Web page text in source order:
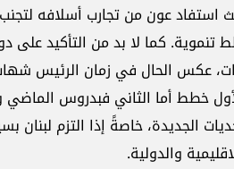
عون من تجارب أسلافه
كما لا بد من التأكيد على دور
عكس الحال في زمان الرئيس
خطط أما الثاني فبدروس الماضي
الجديدة، خاصةً إذا التزم لبنان
والدولية.